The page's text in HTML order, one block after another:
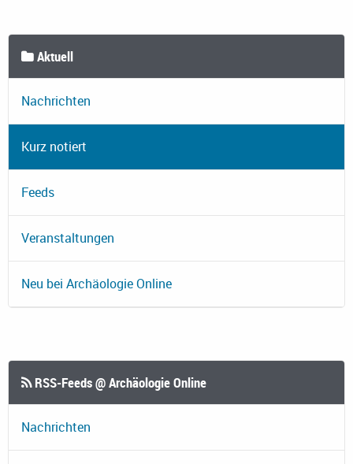
Aktuell
Nachrichten
Kurz notiert
Feeds
Veranstaltungen
Neu bei Archäologie Online
RSS-Feeds @ Archäologie Online
Nachrichten